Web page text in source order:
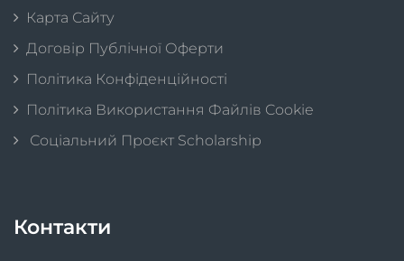
Карта Сайту
Договір Публічної Оферти
Політика Конфіденційності
Політика Використання Файлів Cookie
Соціальний Проєкт Scholarship
Контакти